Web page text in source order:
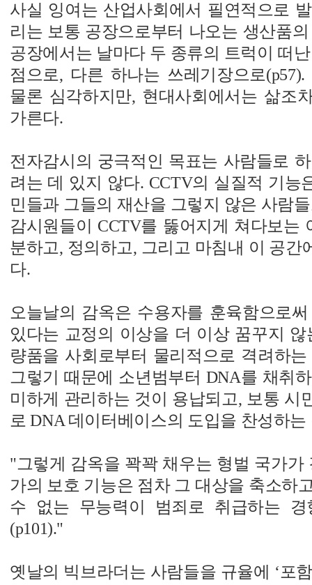
사실 잉여는 산업사회에서 필연적으로
리는 보통 공장으로부터 나오는 생산품
공장에서는 날마다 두 종류의 트럭이 떠
점으로, 다른 하나는 쓰레기장으로
물론 심각하지만, 현대사회에서는 삶조
가른다.
전자감시의 궁극적인 목표는 사람들로
려는 데 있지 않다. CCTV의 실질적 기능
민들과 그들의 재산을 그렇지 않은 사람
감시원들이 CCTV를 뚫어지게 쳐다보는
분하고, 정의하고, 그리고 마침내 이 공간
다.
오늘날의 감옥은 수용자를 훈육함으로
있다는 교정의 이상을 더 이상 꿈꾸지
량품을 사회로부터 물리적으로 격려하는
그렇기 때문에 소년범부터 DNA를 채취
미하게 관리하는 것이 용납되고, 보통 시
로 DNA 데이터베이스의 도입을 찬성하는
"그렇게 감옥을 꽉꽉 채우는 형벌 국가가
가의 보호 기능은 점차 그 대상을 축소하
수 없는 무능력이 범죄로 취급하는 경
(p101)."
옛날의 빅브라더는 사람들을 규율에 ‘포